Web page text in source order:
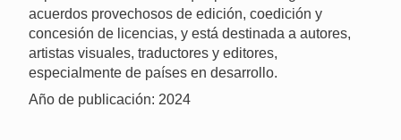
acuerdos provechosos de edición, coedición y
concesión de licencias, y está destinada a autores,
artistas visuales, traductores y editores,
especialmente de países en desarrollo.
Año de publicación: 2024